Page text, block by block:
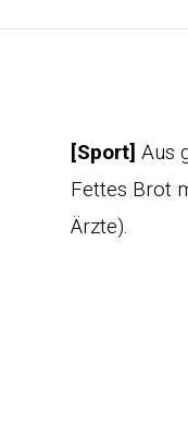
[Sport] Aus
Fettes Brot
Ärzte).